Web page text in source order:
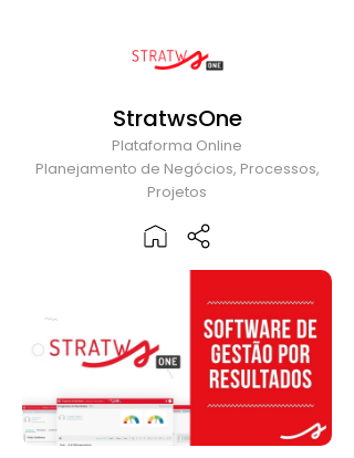
StratwsOne
Plataforma Online
Planejamento de Negócios, Processos,
Projetos